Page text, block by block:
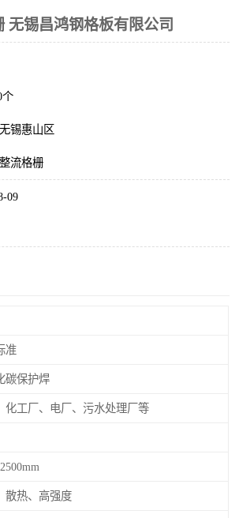
无锡昌鸿钢格板有限公司
个
锡惠山区
流格栅
09
准
碳保护焊
化工厂、电厂、污水处理厂等
散热、高强度